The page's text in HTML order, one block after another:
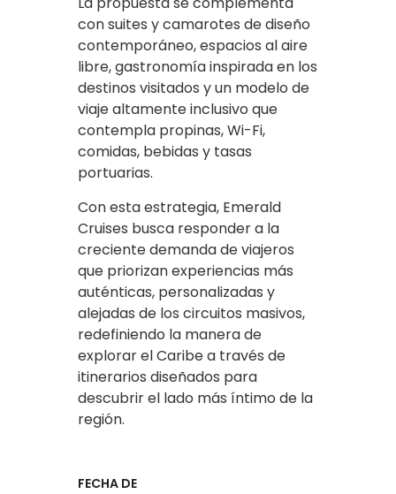
con suites y camarotes de diseño
contemporáneo, espacios al aire
libre, gastronomía inspirada en los
destinos visitados y un modelo de
viaje altamente inclusivo que
contempla propinas, Wi-Fi,
comidas, bebidas y tasas
portuarias.
Con esta estrategia, Emerald
Cruises busca responder a la
creciente demanda de viajeros
que priorizan experiencias más
auténticas, personalizadas y
alejadas de los circuitos masivos,
redefiniendo la manera de
explorar el Caribe a través de
itinerarios diseñados para
descubrir el lado más íntimo de la
región.
FECHA DE